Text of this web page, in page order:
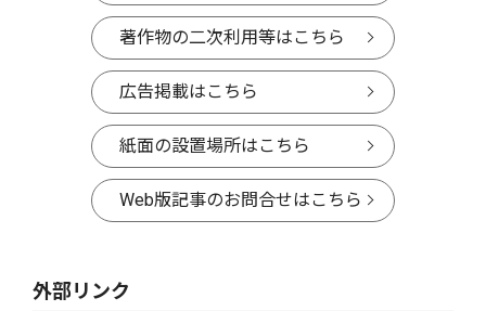
著作物の二次利用等はこちら
広告掲載はこちら
紙面の設置場所はこちら
Web版記事のお問合せはこちら
外部リンク